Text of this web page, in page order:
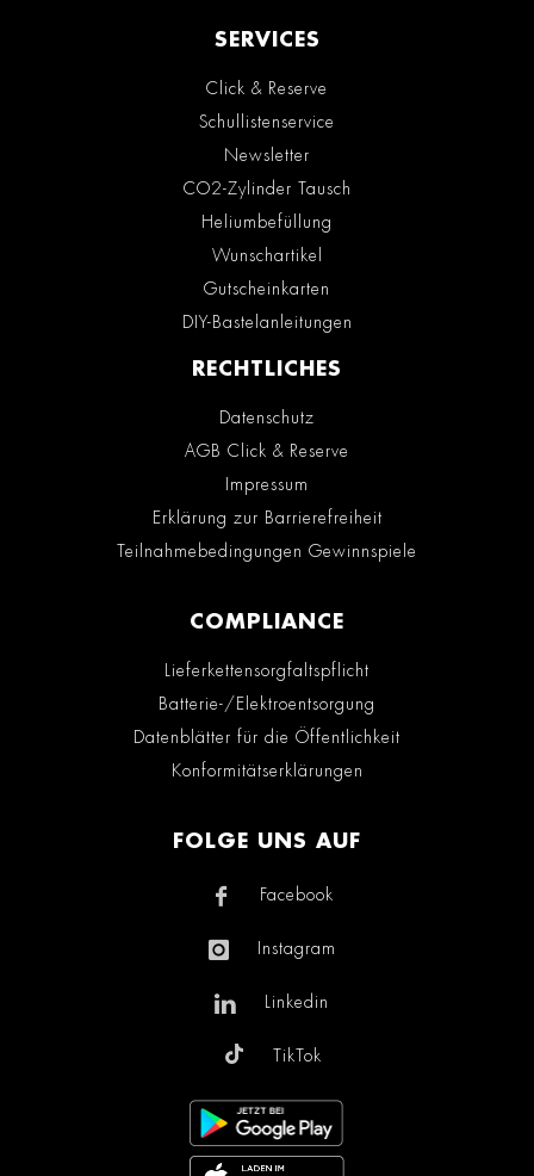
SERVICES
Click & Reserve
Schullistenservice
Newsletter
CO2-Zylinder Tausch
Heliumbefüllung
Wunschartikel
Gutscheinkarten
DIY-Bastelanleitungen
RECHTLICHES
Datenschutz
AGB Click & Reserve
Impressum
Erklärung zur Barrierefreiheit
Teilnahmebedingungen Gewinnspiele
COMPLIANCE
Lieferkettensorgfaltspflicht
Batterie-/Elektroentsorgung
Datenblätter für die Öffentlichkeit
Konformitätserklärungen
FOLGE UNS AUF
Facebook
Instagram
Linkedin
TikTok